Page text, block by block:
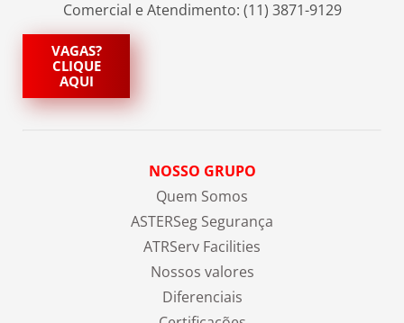
Comercial e Atendimento: (11) 3871-9129
VAGAS?
CLIQUE
AQUI
NOSSO GRUPO
Quem Somos
ASTERSeg Segurança
ATRServ Facilities
Nossos valores
Diferenciais